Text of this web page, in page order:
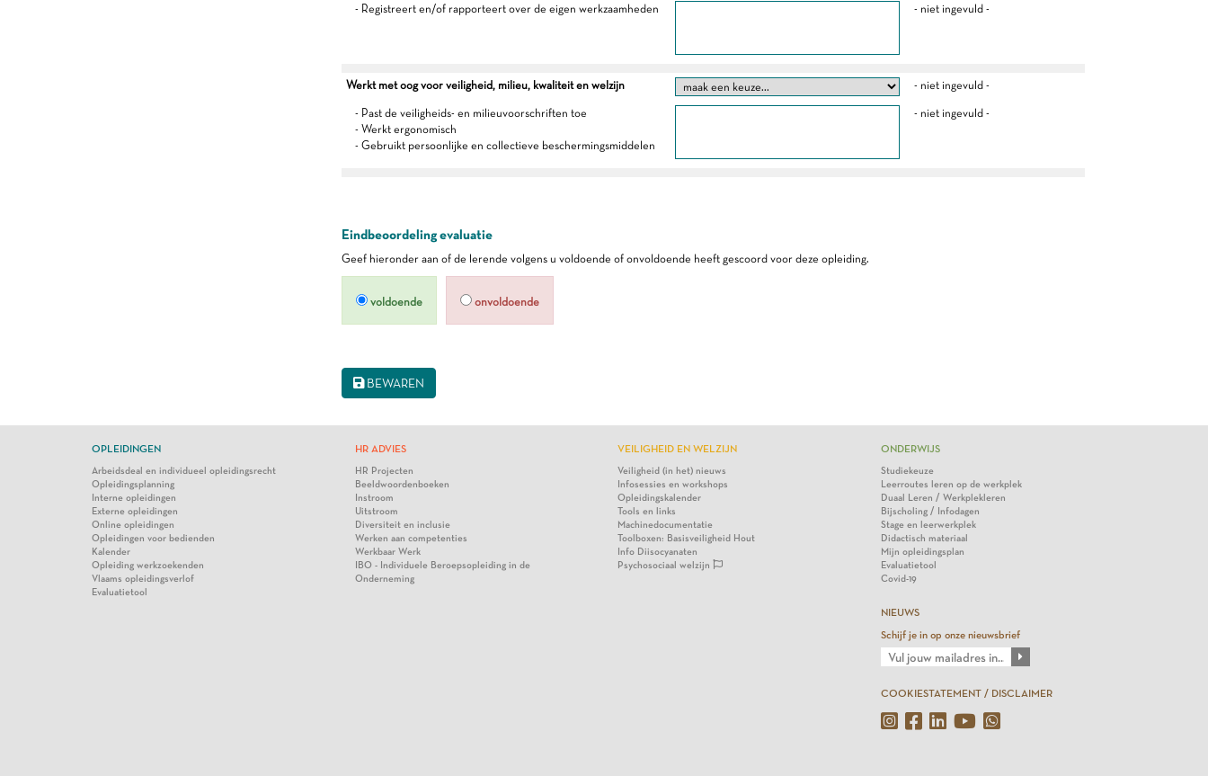
- Registreert en/of rapporteert over de eigen werkzaamheden - niet ingevuld -
Werkt met oog voor veiligheid, milieu, kwaliteit en welzijn - niet ingevuld -
- Past de veiligheids- en milieuvoorschriften toe
- Werkt ergonomisch
- Gebruikt persoonlijke en collectieve beschermingsmiddelen
- niet ingevuld -
Eindbeoordeling evaluatie
Geef hieronder aan of de lerende volgens u voldoende of onvoldoende heeft gescoord voor deze opleiding.
voldoende onvoldoende
BEWAREN
OPLEIDINGEN
Arbeidsdeal en individueel opleidingsrecht
Opleidingsplanning
Interne opleidingen
Externe opleidingen
Online opleidingen
Opleidingen voor bedienden
Kalender
Opleiding werkzoekenden
Vlaams opleidingsverlof
Evaluatietool
HR ADVIES
HR Projecten
Beeldwoordenboeken
Instroom
Uitstroom
Diversiteit en inclusie
Werken aan competenties
Werkbaar Werk
IBO - Individuele Beroepsopleiding in de
Onderneming
VEILIGHEID EN WELZIJN
Veiligheid (in het) nieuws
Infosessies en workshops
Opleidingskalender
Tools en links
Machinedocumentatie
Toolboxen: Basisveiligheid Hout
Info Diisocyanaten
Psychosociaal welzijn
ONDERWIJS
Studiekeuze
Leerroutes leren op de werkplek
Duaal Leren / Werkplekleren
Bijscholing / Infodagen
Stage en leerwerkplek
Didactisch materiaal
Mijn opleidingsplan
Evaluatietool
Covid-19
NIEUWS
Schijf je in op onze nieuwsbrief
COOKIESTATEMENT / DISCLAIMER